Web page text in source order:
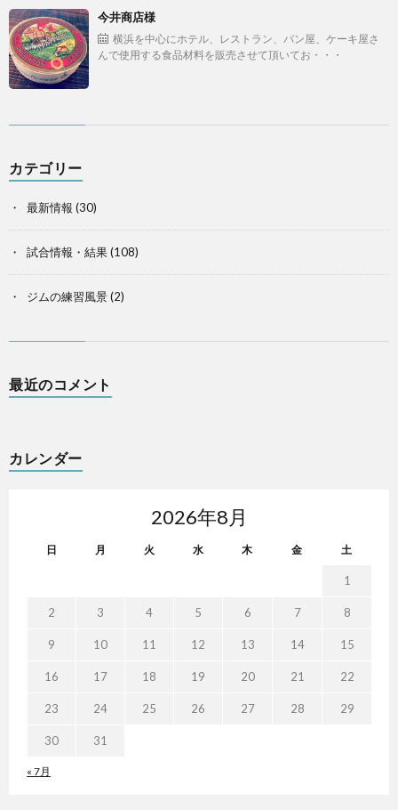
今井商店様
横浜を中心にホテル、レストラン、パン屋、ケーキ屋さ
んで使用する食品材料を販売させて頂いてお・・・
カテゴリー
最新情報 (30)
試合情報・結果(108)
ジムの練習風景(2)
最近のコメント
カレンダー
2026年8月
日 月 火 水 木 金 土
« 7月
1
2 3 4 5 6 7 8
9 10 11 12 13 14 15
16 17 18 19 20 21 22
23 24 25 26 27 28 29
30 31